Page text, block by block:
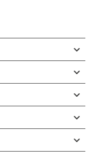
ซม. ผลิตจากส
บบสไตล์ร่วมสมัย
หรือ ผ้าเช็ดมือ
อสีดำด้าน ทนทาน
ดแขวนมีความแข็ง
ใช้งานปกติ เช่นไม่
ๆแล้วเช็ดให้แห้ง